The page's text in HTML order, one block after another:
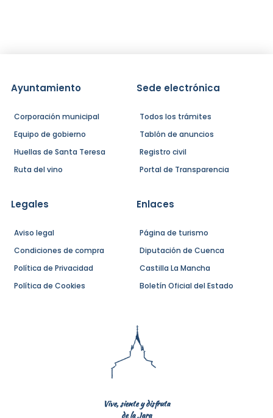
Ayuntamiento
Corporación municipal
Equipo de gobierno
Huellas de Santa Teresa
Ruta del vino
Sede electrónica
Todos los trámites
Tablón de anuncios
Registro civil
Portal de Transparencia
Legales
Aviso legal
Condiciones de compra
Política de Privacidad
Política de Cookies
Enlaces
Página de turismo
Diputación de Cuenca
Castilla La Mancha
Boletín Oficial del Estado
Vive, siente y disfruta
de la Jara